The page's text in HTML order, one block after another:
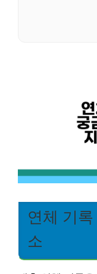
연체 기
소